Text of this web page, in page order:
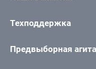
Техподдержка
Предвыборная